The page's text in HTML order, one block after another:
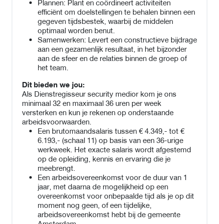
Plannen: Plant en coördineert activiteiten
efficiënt om doelstellingen te behalen binnen een
gegeven tijdsbestek, waarbij de middelen
optimaal worden benut.
Samenwerken: Levert een constructieve bijdrage
aan een gezamenlijk resultaat, in het bijzonder
aan de sfeer en de relaties binnen de groep of
het team.
Dit bieden we jou:
Als Dienstregisseur security medior kom je ons
minimaal 32 en maximaal 36 uren per week
versterken en kun je rekenen op onderstaande
arbeidsvoorwaarden.
Een brutomaandsalaris tussen € 4.349,- tot €
6.193,- (schaal 11) op basis van een 36-urige
werkweek. Het exacte salaris wordt afgestemd
op de opleiding, kennis en ervaring die je
meebrengt.
Een arbeidsovereenkomst voor de duur van 1
jaar, met daarna de mogelijkheid op een
overeenkomst voor onbepaalde tijd als je op dit
moment nog geen, of een tijdelijke,
arbeidsovereenkomst hebt bij de gemeente